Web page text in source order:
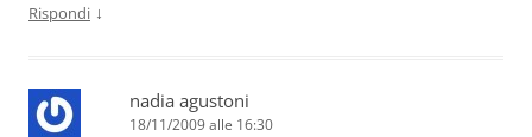
Rispondi ↓
nadia agustoni
18/11/2009 alle 16:30